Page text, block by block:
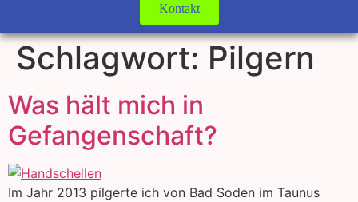
Kontakt
Schlagwort: Pilgern
Was hält mich in
Gefangenschaft?
Im Jahr 2013 pilgerte ich von Bad Soden im Taunus